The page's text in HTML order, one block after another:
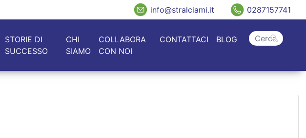
info@stralciami.it 0287157741
STORIE DI
SUCCESSO
CHI
SIAMO
COLLABORA
CON NOI
CONTATTACI BLOG